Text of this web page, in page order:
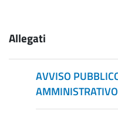
Allegati
AVVISO